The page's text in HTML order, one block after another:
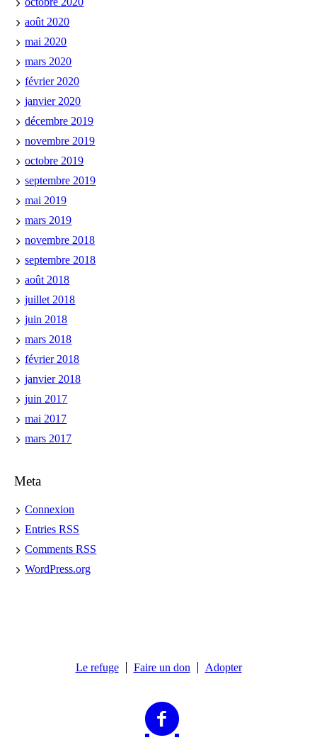
août 2020
mai 2020
mars 2020
février 2020
janvier 2020
décembre 2019
novembre 2019
octobre 2019
septembre 2019
mai 2019
mars 2019
novembre 2018
septembre 2018
août 2018
juillet 2018
juin 2018
mars 2018
février 2018
janvier 2018
juin 2017
mai 2017
mars 2017
Meta
Connexion
EntriesRSS
CommentsRSS
WordPress.org
Le refuge Faire un don Adopter